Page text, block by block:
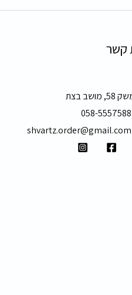
קשר
מושב בצת
058-5557588
shvartz.order@gmail.com